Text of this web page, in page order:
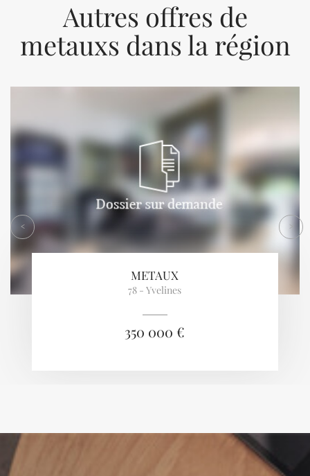
Autres offres de
metauxs dans la région
METAUX
78 - Yvelines
350 000 €
< >